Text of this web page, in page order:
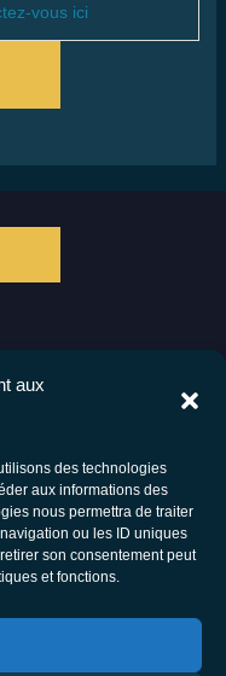
aux
des technologies
aux informations des
nous permettra de traiter
ou les ID uniques
son consentement peut
et fonctions.
vous ici
être.
Thérapie comportementale et